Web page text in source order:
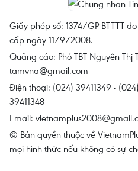
Giấy phép số: 1374/GP-BTTTT
cấp ngày 11/9/2008.
Quảng cáo: Phó TBT Nguyễn
tamvna@gmail.com
Điện thoại: (024) 39411349 -
39411348
Email:
© Bản quyền thuộc về
mọi hình thức nếu không có sự